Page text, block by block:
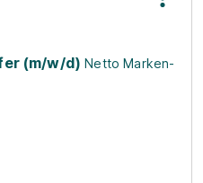
(m/w/d) Netto Marken-